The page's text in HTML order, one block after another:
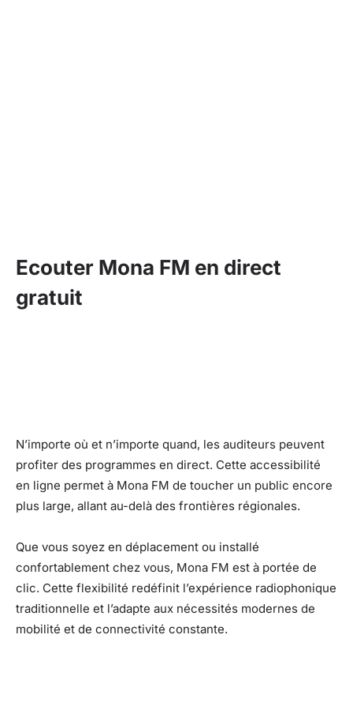
Ecouter Mona FM en direct
gratuit
N’importe où et n’importe quand, les auditeurs peuvent
profiter des programmes en direct. Cette accessibilité
en ligne permet à Mona FM de toucher un public encore
plus large, allant au-delà des frontières régionales.
Que vous soyez en déplacement ou installé
confortablement chez vous, Mona FM est à portée de
clic. Cette flexibilité redéfinit l’expérience radiophonique
traditionnelle et l’adapte aux nécessités modernes de
mobilité et de connectivité constante.